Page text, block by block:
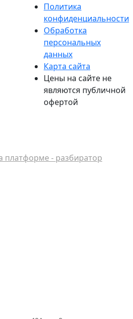
Политика
конфиденциальности
Обработка
персональных
данных
Карта сайта
Цены на сайте не
являются публичной
офертой
платформе - разбиратор